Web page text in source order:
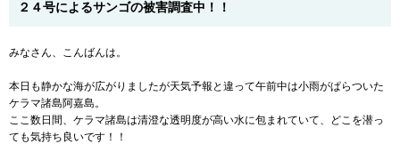
２４号によるサンゴの被害調査中！！
みなさん、こんばんは。
本日も静かな海が広がりましたが天気予報と違って午前中は小雨がぱらついた
ケラマ諸島阿嘉島。
ここ数日間、ケラマ諸島は清澄な透明度が高い水に包まれていて、どこを潜っ
ても気持ち良いです！！